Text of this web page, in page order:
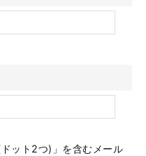
ット2つ)」を含むメール